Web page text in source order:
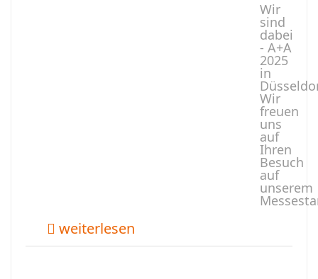
Wir
sind
dabei
- A+A
2025
in
Wir
freuen
uns
auf
Ihren
Besuch
auf
unserem
weiterlesen